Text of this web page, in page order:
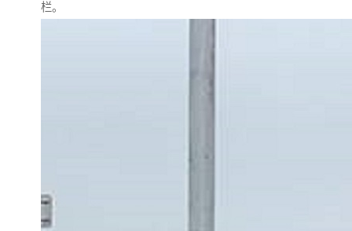
栏。